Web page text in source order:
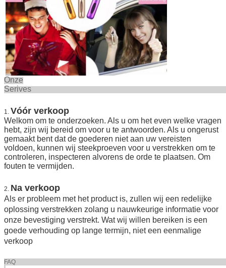
Onze
1. Vóór verkoop
Welkom om te onderzoeken. Als u om het even welke vragen
hebt, zijn wij bereid om voor u te antwoorden. Als u ongerust
gemaakt bent dat de goederen niet aan uw vereisten
voldoen, kunnen wij steekproeven voor u verstrekken om te
controleren, inspecteren alvorens de orde te plaatsen. Om
fouten te vermijden.
2. Na verkoop
Als er probleem met het product is, zullen wij een redelijke
oplossing verstrekken zolang u nauwkeurige informatie voor
onze bevestiging verstrekt. Wat wij willen bereiken is een
goede verhouding op lange termijn, niet een eenmalige
verkoop